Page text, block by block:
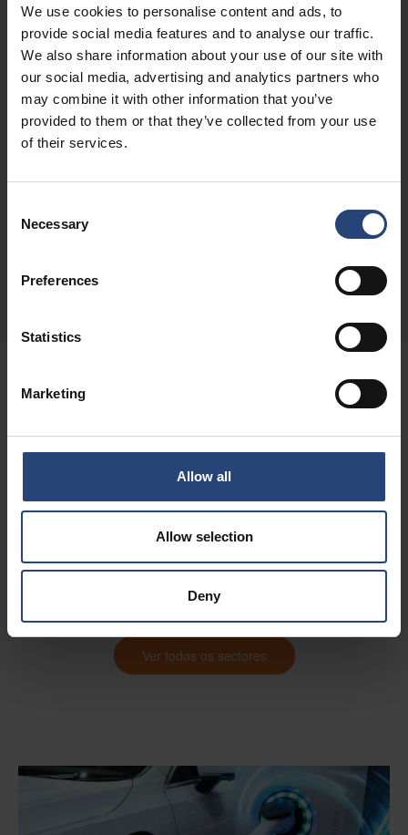
We use cookies to personalise content and ads, to
provide social media features and to analyse our traffic.
We also share information about your use of our site with
our social media, advertising and analytics partners who
may combine it with other information that you’ve
provided to them or that they’ve collected from your use
of their services.
Selection
Necessary
Preferences
Statistics
Marketing
Allow all
Allow selection
Deny
Os nossos serviços de logística
Soluções Digitais
As nossas soluções de localização permitem às
empresas obter transparência e responsabilidade nas
cadeias de abastecimento globais.
As nossas localizações
A nossa plataforma global de fornecimento e serviço é
composta por cerca de 100 unidades de produção e
Soluções de
embalagem
sustentáveis para a
sua indústria
Ver todos os sectores